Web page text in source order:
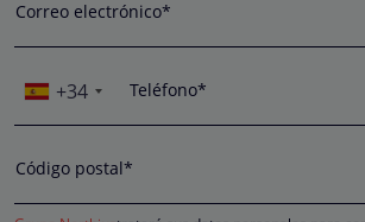
Correo electrónico*
+34 Teléfono*
Código postal*